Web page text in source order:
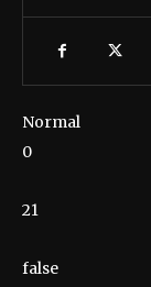
Normal
0
21
false